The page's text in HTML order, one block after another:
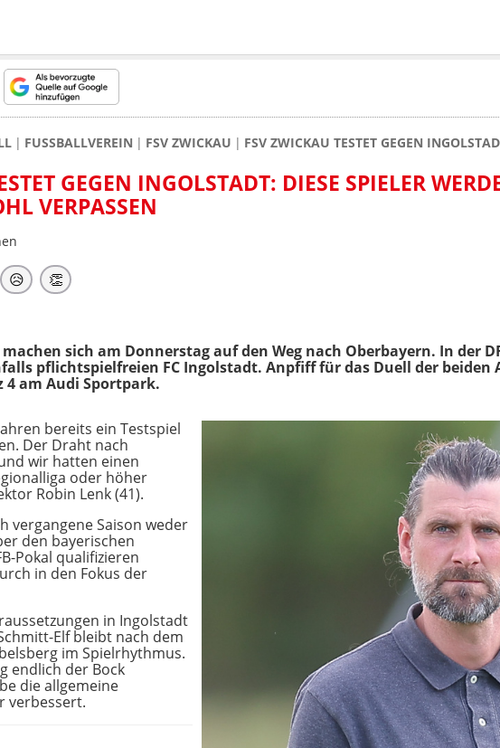
FUSSBALLVEREIN FSV ZWICKAU FSV ZWICKAU TESTET GEGEN
GEGEN INGOLSTADT: DIESE SPIELER
VERPASSEN
😥 👏
machen sich am Donnerstag auf den Weg nach Oberbayern. In der
pflichtspielfreien FC Ingolstadt. Anpfiff für das Duell der beiden
am Audi Sportpark.
bereits ein Testspiel
Der Draht nach
wir hatten einen
oder höher
Robin Lenk (41).
vergangene Saison weder
den bayerischen
Pokal qualifizieren
in den Fokus der
in Ingolstadt
Elf bleibt nach dem
im Spielrhythmus.
endlich der Bock
die allgemeine
verbessert.